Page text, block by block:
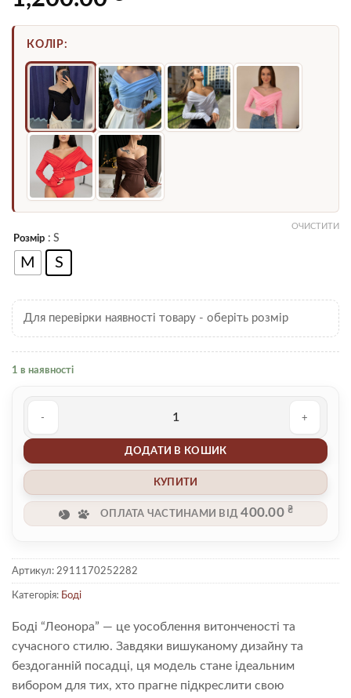
покупця
КОЛІР:
Розмір : S
M S
ОЧИСТИТИ
Для перевірки наявності товару - оберіть розмір
1 в наявності
ДОДАТИ В КОШИК
КУПИТИ
ОПЛАТА ЧАСТИНАМИ ВІД400.00₴
Артикул: 2911170252282
Категорія: Боді
Боді “Леонора” — це уособлення витонченості та
сучасного стилю. Завдяки вишуканому дизайну та
бездоганній посадці, ця модель стане ідеальним
вибором для тих, хто прагне підкреслити свою